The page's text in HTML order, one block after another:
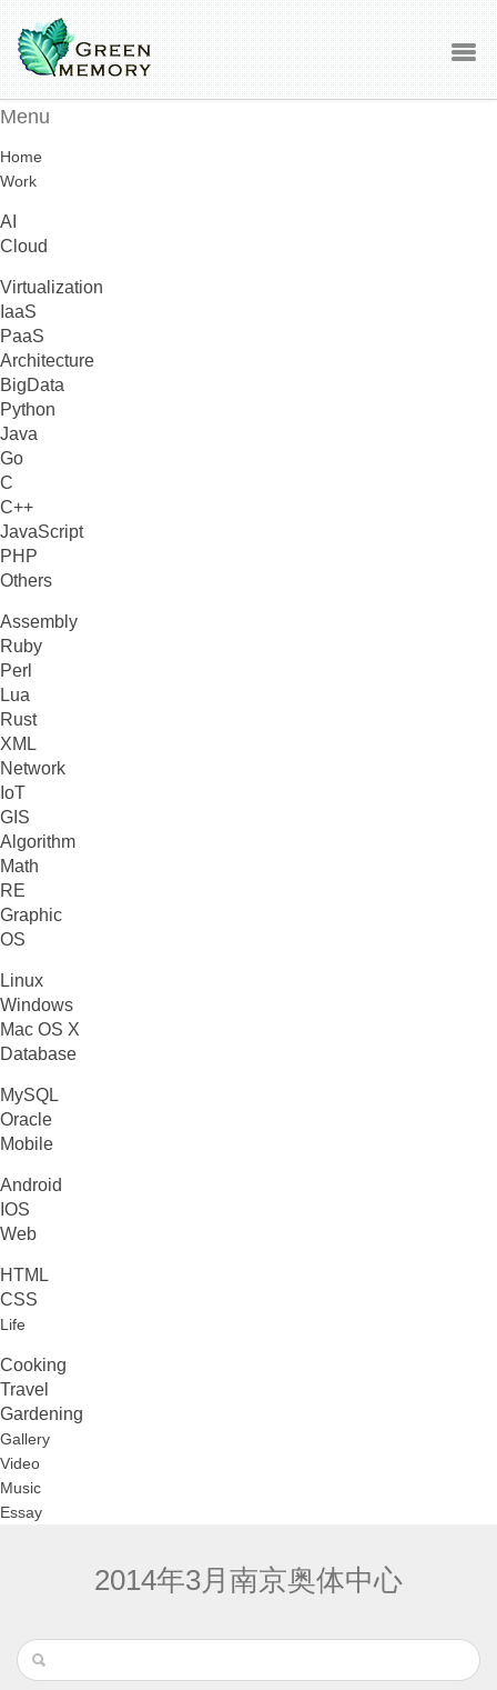
Menu
Home
Work
AI
Cloud
Virtualization
IaaS
PaaS
Architecture
BigData
Python
Java
Go
C
C++
JavaScript
PHP
Others
Assembly
Ruby
Perl
Lua
Rust
XML
Network
IoT
GIS
Algorithm
Math
RE
Graphic
OS
Linux
Windows
Mac OS X
Database
MySQL
Oracle
Mobile
Android
IOS
Web
HTML
CSS
Life
Cooking
Travel
Gardening
Gallery
Video
Music
Essay
2014年3月南京奥体中心